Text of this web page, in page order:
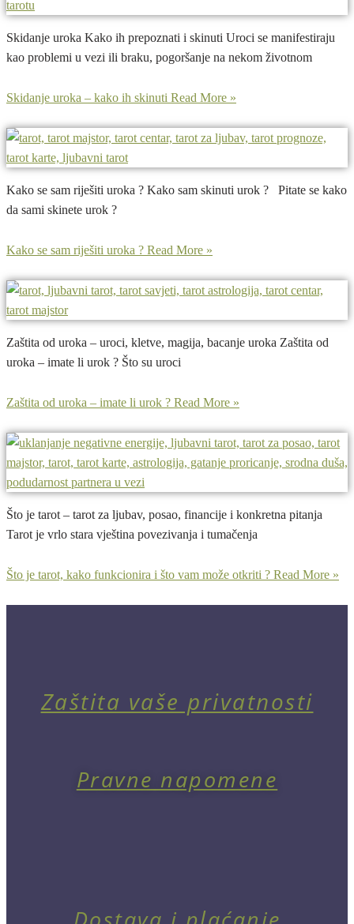
Skidanje uroka Kako ih prepoznati i skinuti Uroci se manifestiraju
kao problemi u vezi ili braku, pogoršanje na nekom životnom
Skidanje uroka – kako ih skinuti Read More »
Kako se sam riješiti uroka ? Kako sam skinuti urok ? Pitate se kako
da sami skinete urok ?
Kako se sam riješiti uroka ? Read More »
Zaštita od uroka – uroci, kletve, magija, bacanje uroka Zaštita od
uroka – imate li urok ? Što su uroci
Zaštita od uroka – imate li urok ? Read More »
Što je tarot – tarot za ljubav, posao, financije i konkretna pitanja
Tarot je vrlo stara vještina povezivanja i tumačenja
Što je tarot, kako funkcionira i što vam može otkriti ? Read More »
Zaštita vaše privatnosti
Pravne napomene